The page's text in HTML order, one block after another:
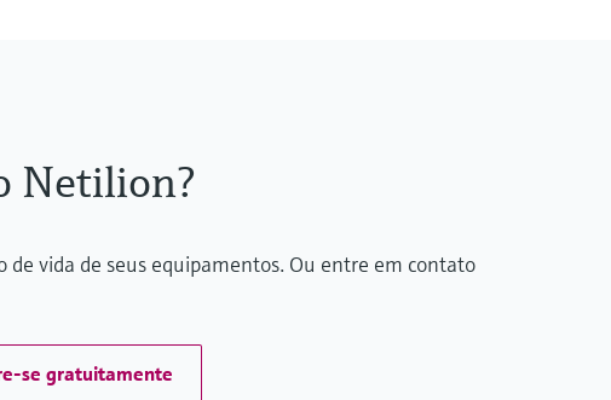
Netilion?
vida de seus equipamentos. Ou entre em contato
se gratuitamente